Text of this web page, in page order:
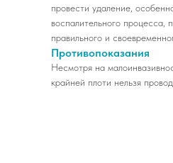
провести удаление,
воспалительного
правильного и
Противопоказания
Несмотря на
крайней плоти нельзя